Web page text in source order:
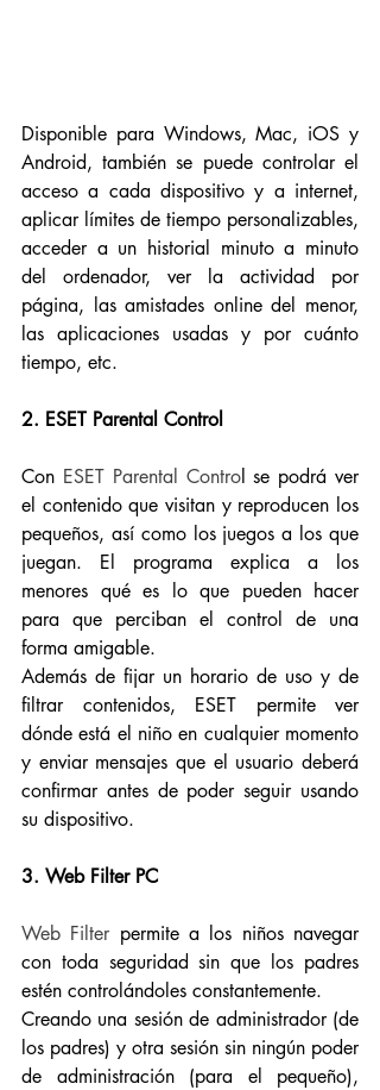
Disponible para Windows, Mac, iOS y
Android, también se puede controlar el
acceso a cada dispositivo y a internet,
aplicar límites de tiempo personalizables,
acceder a un historial minuto a minuto
del ordenador, ver la actividad por
página, las amistades online del menor,
las aplicaciones usadas y por cuánto
tiempo, etc.
2. ESET Parental Control
Con ESET Parental Control se podrá ver
el contenido que visitan y reproducen los
pequeños, así como los juegos a los que
juegan. El programa explica a los
menores qué es lo que pueden hacer
para que perciban el control de una
forma amigable.
Además de fijar un horario de uso y de
filtrar contenidos, ESET permite ver
dónde está el niño en cualquier momento
y enviar mensajes que el usuario deberá
confirmar antes de poder seguir usando
su dispositivo.
3. Web Filter PC
Web Filter permite a los niños navegar
con toda seguridad sin que los padres
estén controlándoles constantemente.
Creando una sesión de administrador (de
los padres) y otra sesión sin ningún poder
de administración (para el pequeño),